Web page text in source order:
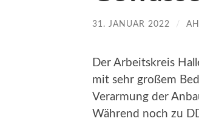
31. JANUAR 2022 /
Der Arbeitskreis
mit sehr großem
Verarmung der
Während noch zu